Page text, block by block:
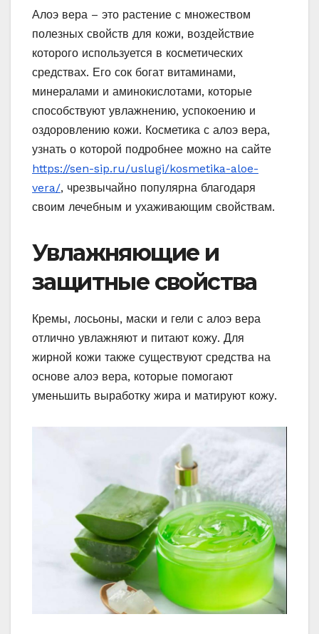
Алоэ вера – это растение с множеством
полезных свойств для кожи, воздействие
которого используется в косметических
средствах. Его сок богат витаминами,
минералами и аминокислотами, которые
способствуют увлажнению, успокоению и
оздоровлению кожи. Косметика с алоэ вера,
узнать о которой подробнее можно на сайте
https://sen-sip.ru/uslugi/kosmetika-aloe-
vera/, чрезвычайно популярна благодаря
своим лечебным и ухаживающим свойствам.
Увлажняющие и
защитные свойства
Кремы, лосьоны, маски и гели с алоэ вера
отлично увлажняют и питают кожу. Для
жирной кожи также существуют средства на
основе алоэ вера, которые помогают
уменьшить выработку жира и матируют кожу.